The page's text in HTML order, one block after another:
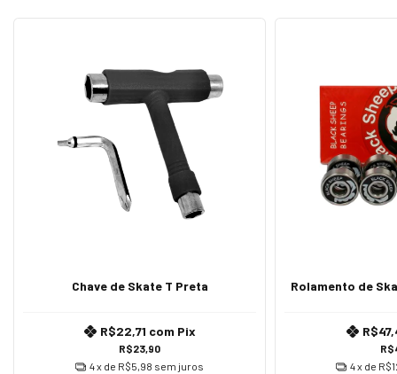
Chave de Skate T Preta
R$23,90
R$22,71 com Pix
4x de R$5,98 sem juros
Rolamento de
4x de